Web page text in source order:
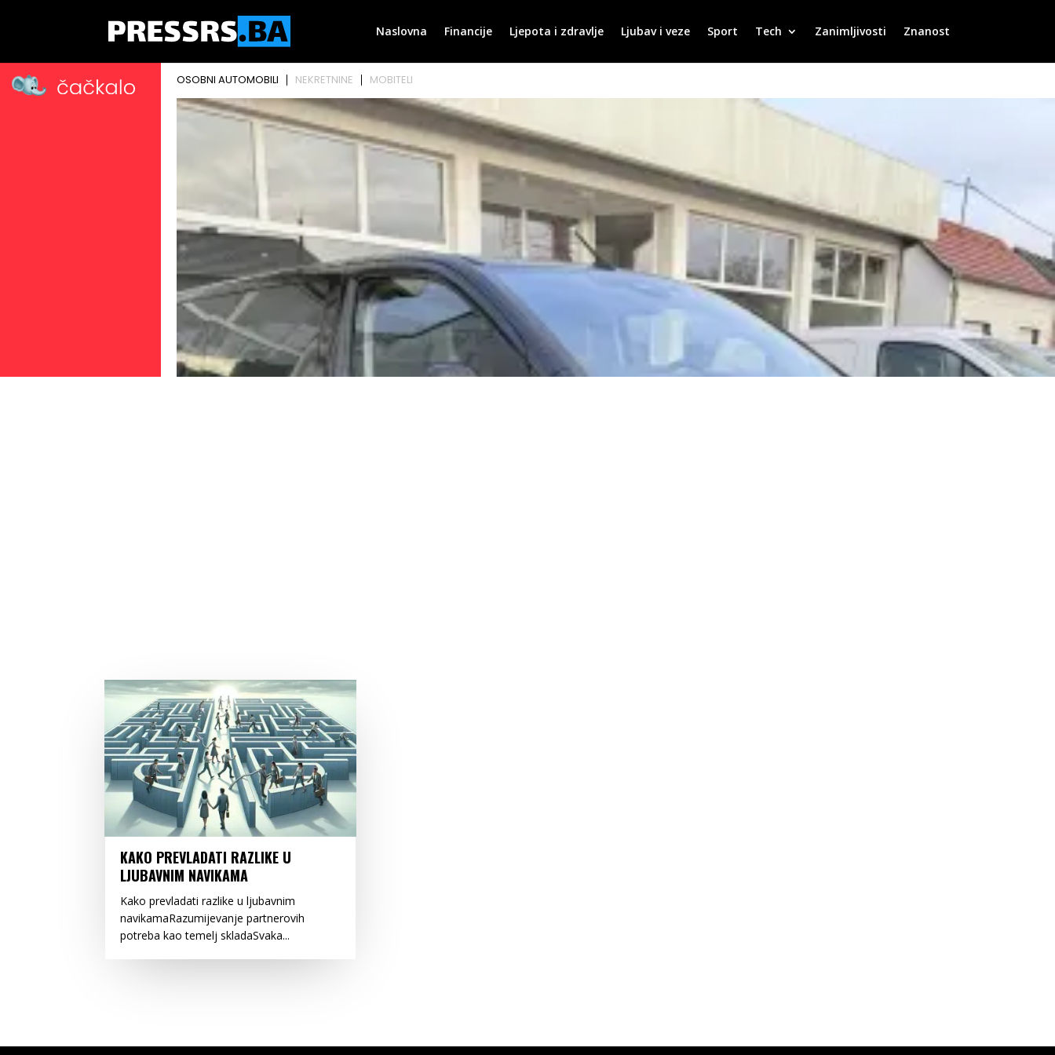
Naslovna Financije Ljepota i zdravlje Ljubav i veze Sport Tech Zanimljivosti Znanost
KAKO PREVLADATI RAZLIKE U
LJUBAVNIM NAVIKAMA
Kako prevladati razlike u ljubavnim
navikamaRazumijevanje partnerovih
potreba kao temelj skladaSvaka...